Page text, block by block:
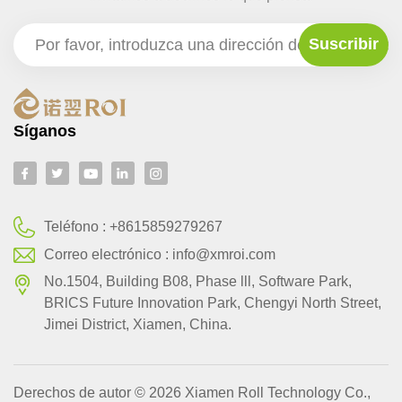
Síganos
Teléfono :+8615859279267
Correo electrónico : info@xmroi.com
No.1504, Building B08, Phase lll, Software Park,
BRlCS Future Innovation Park, Chengyi North Street,
Jimei District, Xiamen, China.
Derechos de autor © 2026 Xiamen Roll Technology Co.,